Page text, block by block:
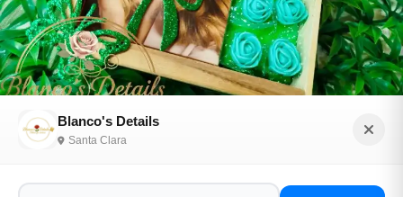
Blanco's Details
Santa Clara
Caja de regalo con perfume